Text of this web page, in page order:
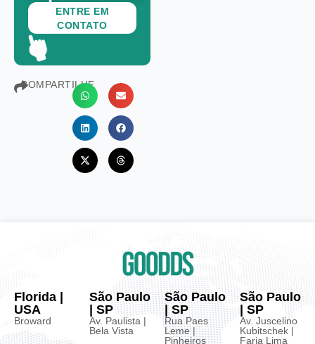
ENTRE EM
CONTATO
COMPARTILHE
Florida |
USA
Broward
São Paulo
| SP
Av. Paulista |
Bela Vista
São Paulo
| SP
Rua Paes
Leme |
Pinheiros
São Paulo
| SP
Av. Juscelino
Kubitschek |
Faria Lima